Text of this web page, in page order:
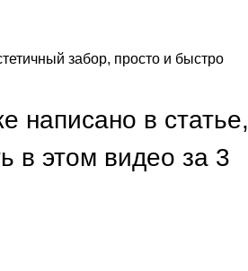
ВОРОТА И КАЛИТКИ
Ворота распашные
Каркасы ворот
забор, просто и быстро
написано в статье,
в этом видео за 3